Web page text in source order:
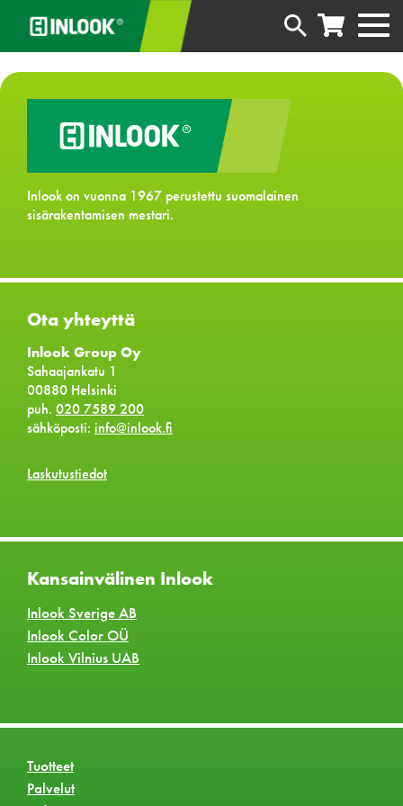
Inlook on vuonna 1967 perustettu suomalainen
sisärakentamisen mestari.
Ota yhteyttä
Inlook Group Oy
Sahaajankatu 1
00880 Helsinki
puh. 020 7589 200
sähköposti: info@inlook.fi
Laskutustiedot
Kansainvälinen Inlook
Inlook Sverige AB
Inlook Color OÜ
Inlook Vilnius UAB
Tuotteet
Palvelut